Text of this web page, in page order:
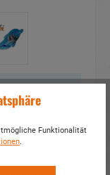
Funktionalität
.